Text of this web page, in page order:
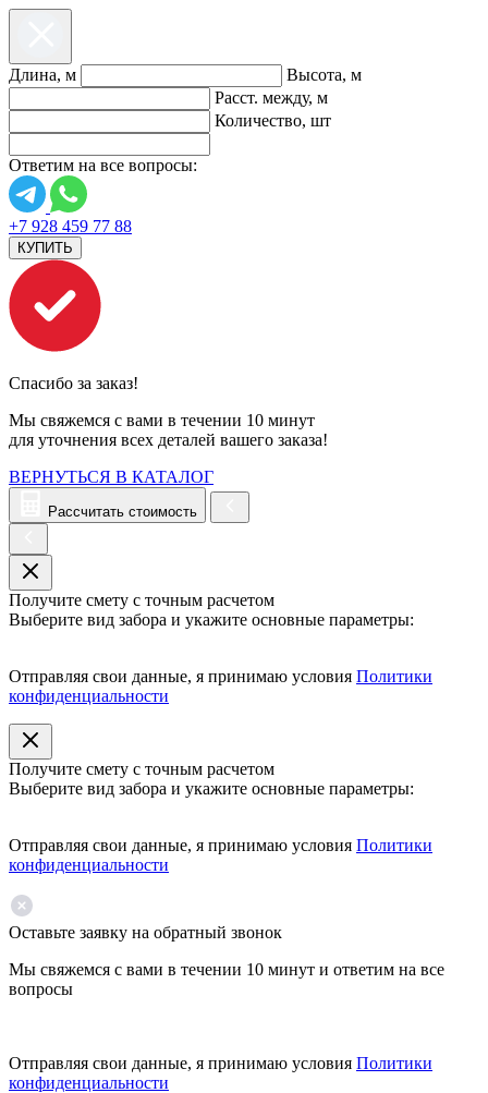
Длина, м
Высота, м
Расст. между, м
Количество, шт
Ответим на все вопросы:
+7 928 459 77 88
КУПИТЬ
Спасибо за заказ!
Мы свяжемся с вами в течении 10 минут
для уточнения всех деталей вашего заказа!
ВЕРНУТЬСЯ В КАТАЛОГ
Рассчитать стоимость
Получите смету с точным расчетом
Выберите вид забора и укажите основные параметры:
Отправляя свои данные, я принимаю условия Политики
конфиденциальности
Получите смету с точным расчетом
Выберите вид забора и укажите основные параметры:
Отправляя свои данные, я принимаю условия Политики
конфиденциальности
Оставьте заявку на обратный звонок
Мы свяжемся с вами в течении 10 минут и ответим на все
вопросы
Отправляя свои данные, я принимаю условия Политики
конфиденциальности